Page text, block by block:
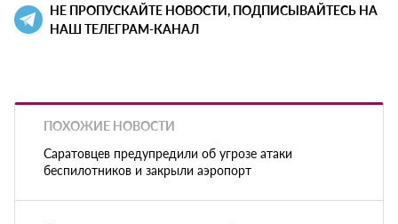
НЕ ПРОПУСКАЙТЕ НОВОСТИ, ПОДПИСЫВАЙТЕСЬ НА
НАШ ТЕЛЕГРАМ-КАНАЛ
ПОХОЖИЕ НОВОСТИ
Саратовцев предупредили об угрозе атаки
беспилотников и закрыли аэропорт